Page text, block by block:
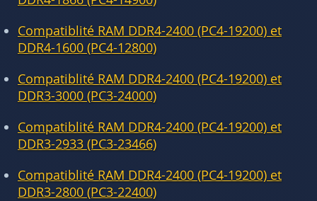
Compatiblité RAM DDR4-2400 (PC4-19200) et
DDR4-1600 (PC4-12800)
Compatiblité RAM DDR4-2400 (PC4-19200) et
DDR3-3000 (PC3-24000)
Compatiblité RAM DDR4-2400 (PC4-19200) et
DDR3-2933 (PC3-23466)
Compatiblité RAM DDR4-2400 (PC4-19200) et
DDR3-2800 (PC3-22400)